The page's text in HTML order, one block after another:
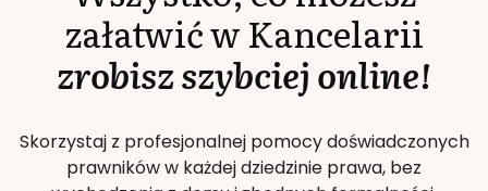
załatwić w Kancelarii
zrobisz szybciej online!
Skorzystaj z profesjonalnej pomocy doświadczonych
prawników w każdej dziedzinie prawa, bez